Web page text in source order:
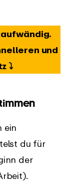
und
⤵️
ein
du für
der